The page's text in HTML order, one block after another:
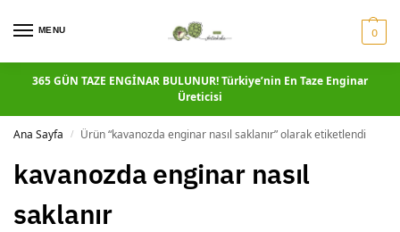
MENU 0
365 GÜN TAZE ENGİNAR BULUNUR! Türkiye’nin En Taze Enginar
Üreticisi
Ana Sayfa / Ürün “kavanozda enginar nasıl saklanır” olarak etiketlendi
kavanozda enginar nasıl
saklanır